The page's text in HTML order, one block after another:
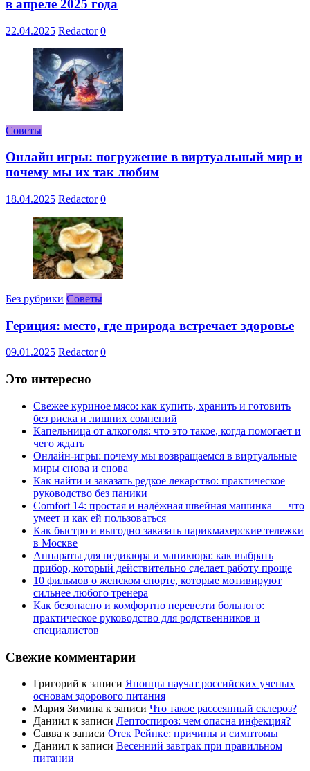
в апреле 2025 года
22.04.2025 Redactor 0
Советы
Онлайн игры: погружение в виртуальный мир и
почему мы их так любим
18.04.2025 Redactor 0
Без рубрики Советы
Гериция: место, где природа встречает здоровье
09.01.2025 Redactor 0
Это интересно
Свежее куриное мясо: как купить, хранить и готовить
без риска и лишних сомнений
Капельница от алкоголя: что это такое, когда помогает и
чего ждать
Онлайн-игры: почему мы возвращаемся в виртуальные
миры снова и снова
Как найти и заказать редкое лекарство: практическое
руководство без паники
Comfort 14: простая и надёжная швейная машинка — что
умеет и как ей пользоваться
Как быстро и выгодно заказать парикмахерские тележки
в Москве
Аппараты для педикюра и маникюра: как выбрать
прибор, который действительно сделает работу проще
10 фильмов о женском спорте, которые мотивируют
сильнее любого тренера
Как безопасно и комфортно перевезти больного:
практическое руководство для родственников и
специалистов
Свежие комментарии
Григорий к записи Японцы научат российских ученых
основам здорового питания
Мария Зимина к записи Что такое рассеянный склероз?
Даниил к записи Лептоспироз: чем опасна инфекция?
Савва к записи Отек Рейнке: причины и симптомы
Даниил к записи Весенний завтрак при правильном
питании